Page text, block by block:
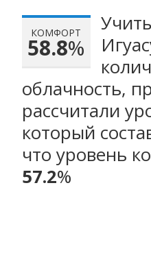
КОМФОРТ
58.8%
облачность,
рассчитали
который
что уровень
57.2%